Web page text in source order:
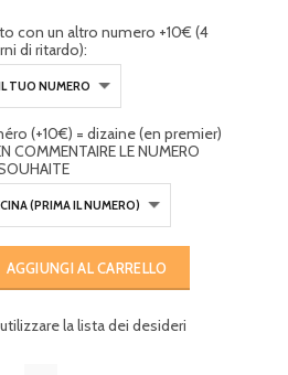
con un altro numero +10€ (4
di ritardo):
(+10€) = dizaine (en premier)
COMMENTAIRE LE NUMERO
AGGIUNGI AL CARRELLO
la lista dei desideri